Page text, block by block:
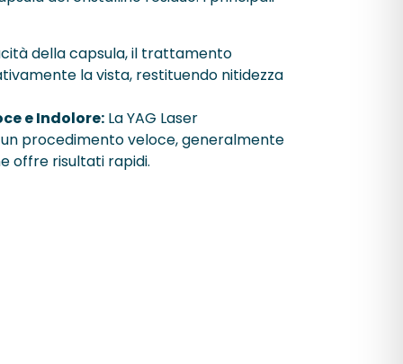
della capsula, il trattamento
la vista, restituendo nitidezza
e Indolore: La YAG Laser
procedimento veloce, generalmente
offre risultati rapidi.